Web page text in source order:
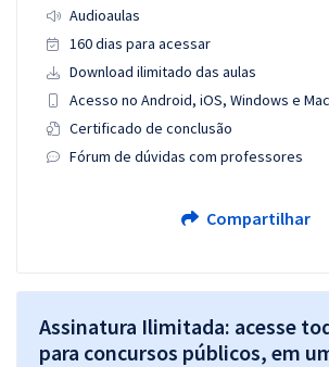
Audioaulas
160 dias para acessar
Download ilimitado das aulas
Acesso no Android, iOS, Windows e Mac
Certificado de conclusão
Fórum de dúvidas com professores
Compartilhar
Assinatura Ilimitada: acesse
para concursos públicos, em